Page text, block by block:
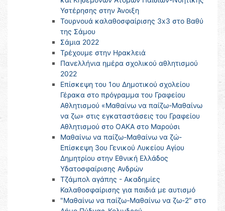
Υστέρησης στην Άνοιξη
Τουρνουά καλαθοσφαίρισης 3x3 στο Βαθύ
της Σάμου
Σάμια 2022
Τρέχουμε στην Ηρακλειά
Πανελλήνια ημέρα σχολικού αθλητισμού
2022
Επίσκεψη του 1ου Δημοτικού σχολείου
Γέρακα στο πρόγραμμα του Γραφείου
Αθλητισμού «Μαθαίνω να παίζω-Μαθαίνω
να ζω» στις εγκαταστάσεις του Γραφείου
Αθλητισμού στο ΟΑΚΑ στο Μαρούσι
Μαθαίνω να παίζω-Μαθαίνω να ζώ-
Επίσκεψη 3ου Γενικού Λυκείου Αγίου
Δημητρίου στην Εθνική Ελλάδος
Υδατοσφαίρισης Ανδρών
Τζάμπολ αγάπης - Ακαδημίες
Καλαθοσφαίρισης για παιδιά με αυτισμό
"Μαθαίνω να παίζω-Μαθαίνω να ζω-2" στο